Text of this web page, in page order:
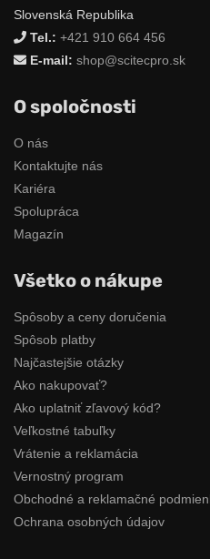
Slovenská Republika
Tel.: +421 910 664 456
E-mail: shop@scitecpro.sk
O spoločnosti
O nás
Kontaktujte nás
Kariéra
Spolupráca
Magazín
Všetko o nákupe
Spôsoby a ceny doručenia
Spôsob platby
Najčastejšie otázky
Ako nakupovať?
Ako uplatniť zľavový kód?
Veľkostné tabuľky
Vrátenie a reklamácia
Vernostný program
Obchodné a reklamačné
Ochrana osobných údajov